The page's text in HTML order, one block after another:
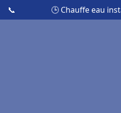
📞 🕒 Chauffe eau